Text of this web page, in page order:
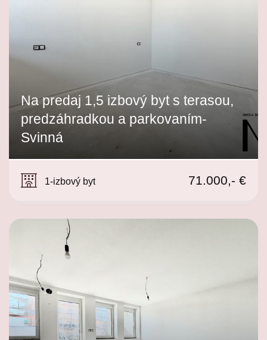
Na predaj 1,5 izbový byt s terasou,
predzáhradkou a parkovaním-
Svinná
1-izbový byt
71.000,- €